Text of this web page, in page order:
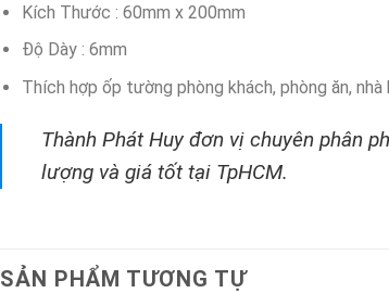
Kích Thước : 60mm x 200mm
Độ Dày : 6mm
Thích hợp ốp tường phòng khách, phòng ăn,
Thành Phát Huy đơn vị chuyên phân
lượng và giá tốt tại TpHCM.
SẢN PHẨM TƯƠNG TỰ